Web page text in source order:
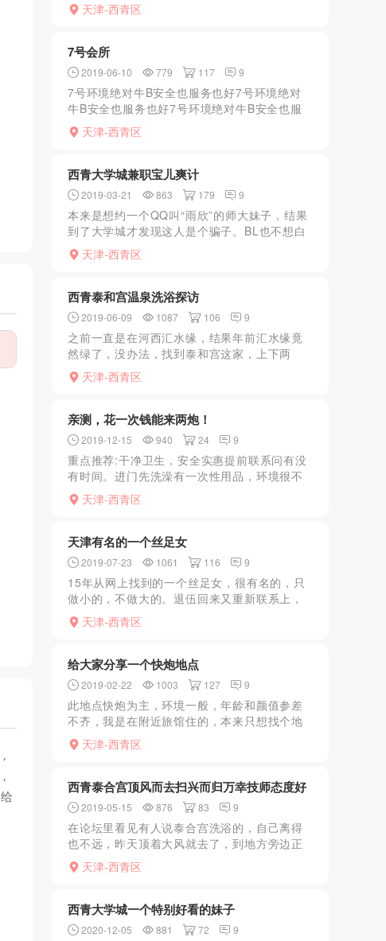
小狼喜欢的就是干到最后射她一嘴，她全吃
天津-西青区
7号会所
2019-06-10 779 117 9
7号环境绝对牛B安全也服务也好7号环境绝对
牛B安全也服务也好7号环境绝对牛B安全也服
务也好7号环境绝对牛B安全也服务也好7号环
境绝对牛B安全也服务也好过年期间都不停业多
天津-西青区
西青大学城兼职宝儿爽计
2019-03-21 863 179 9
本来是想约一个QQ叫“雨欣”的师大妹子，结果
到了大学城才发现这人是个骗子。BL也不想白
来一趟，于是联系了以前加过一个西青的经纪
人晴晴，她那有几个妹子，经常上新人，朋友
天津-西青区
西青泰和宫温泉洗浴探访
2019-06-09 1087 106 9
之前一直是在河西汇水缘，结果年前汇水缘竟
然绿了，没办法，找到泰和宫这家，上下两
层，环境一般，一层普通洗浴，有池子，还挺
干净。洗完直接去二楼，有服务员问你保健还
天津-西青区
亲测，花一次钱能来两炮！
2019-12-15 940 24 9
重点推荐:干净卫生，安全实惠提前联系问有没
有时间。进门先洗澡有一次性用品，环境很不
错，挺干净的，很温馨的布置，然后躺床上就
是AB面的口划，指划，xiongtui，腚推，
天津-西青区
天津有名的一个丝足女
2019-07-23 1061 116 9
15年从网上找到的一个丝足女，很有名的，只
做小的，不做大的。退伍回来又重新联系上，
QQ联系说有时间，于是叫上门，自己打车来
的，不要定金！不像那些要定金的骗子！到了
天津-西青区
给大家分享一个快炮地点
2019-02-22 1003 127 9
此地点快炮为主，环境一般，年龄和颜值参差
不齐，我是在附近旅馆住的，本来只想找个地
方拔个罐，一进门竟然说没拔罐只有dbj，看那
妹子挺骚的，那就来一个吧，过程就那样
天津-西青区
西青泰合宫顶风而去扫兴而归万幸技师态度好
2019-05-15 876 83 9
在论坛里看见有人说泰合宫洗浴的，自己离得
也不远，昨天顶着大风就去了，到地方旁边正
在修地铁堵得严严实实的，停好车抽根烟观察
一会，没有人出入，应该天冷没有人来。抽完
天津-西青区
西青大学城一个特别好看的妹子
2020-12-05 881 72 9